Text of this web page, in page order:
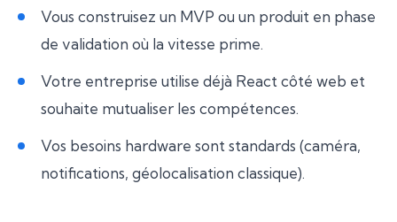
Vous construisez un MVP ou un produit en phase
de validation où la vitesse prime.
Votre entreprise utilise déjà React côté web et
souhaite mutualiser les compétences.
Vos besoins hardware sont standards (caméra,
notifications, géolocalisation classique).